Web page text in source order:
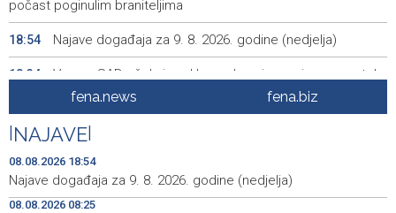
počast poginulim braniteljima
18:54 Najave događaja za 9. 8. 2026. godine (nedjelja)
18:34
Vance: SAD očekuje od Irana da osigura siguran protok
nafte kroz Hormuški moreuz
18:21
Iranski šef sigurnosti: Hormuški moreuz će ostati
zatvoren dok SAD ne ispuni zahtjeve Teherana
18:09
Iran 'vrlo blizu' dogovora s Omanom o novoj Hormuškoj
brodskoj ruti
fena.news fena.biz
NAJAVE
08.08.2026 18:54
Najave događaja za 9. 8. 2026. godine (nedjelja)
08.08.2026 08:25